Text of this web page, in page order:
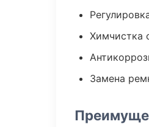
Химчистка
Замена